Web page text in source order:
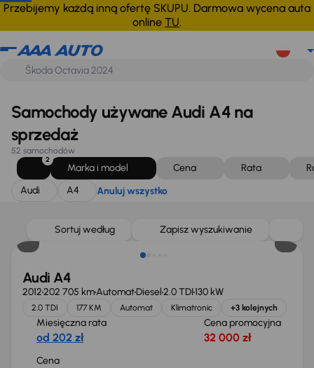
Przebijemy każdą inną ofertę SKUPU. Darmowa wycena auta
online TU.
Audi A4 Anuluj wszystko
Samochody używane Audi A4 na
sprzedaż
52 samochodów
2
Marka i model Cena Rata
Audi
A4 Anuluj wszystko
Sortuj według Zapisz wyszukiwanie
Audi A4
2012202 705 kmAutomatDiesel2.0 TDI130 kW
2.0 TDI 177 KM Automat Klimatronic +3 kolejnych
Miesięczna rata
od 202 zł
Cena promocyjna
32 000 zł
Cena